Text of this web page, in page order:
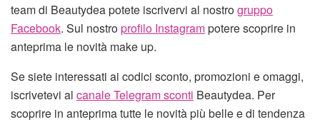
team di Beautydea potete iscrivervi al nostrogruppo
Facebook. Sul nostroprofilo Instagrampotere scoprire in
anteprima le novità make up.
Se siete interessati ai codici sconto, promozioni e omaggi,
iscrivetevi al canale Telegram sconti Beautydea. Per
scoprire in anteprima tutte le novità più belle e di tendenza